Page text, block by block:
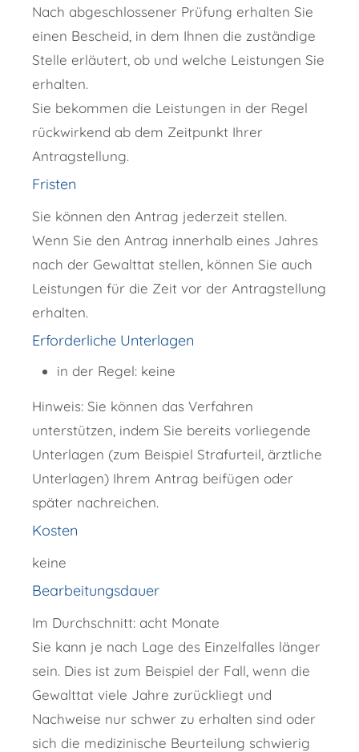
Nach abgeschlossener Prüfung erhalten Sie
einen Bescheid, in dem Ihnen die zuständige
Stelle erläutert, ob und welche Leistungen Sie
erhalten.
Sie bekommen die Leistungen in der Regel
rückwirkend ab dem Zeitpunkt Ihrer
Antragstellung.
Fristen
Sie können den Antrag jederzeit stellen.
Wenn Sie den Antrag innerhalb eines Jahres
nach der Gewalttat stellen, können Sie auch
Leistungen für die Zeit vor der Antragstellung
erhalten.
Erforderliche Unterlagen
in der Regel: keine
Hinweis: Sie können das Verfahren
unterstützen, indem Sie bereits vorliegende
Unterlagen (zum Beispiel Strafurteil, ärztliche
Unterlagen) Ihrem Antrag beifügen oder
später nachreichen.
Kosten
keine
Bearbeitungsdauer
Im Durchschnitt: acht Monate
Sie kann je nach Lage des Einzelfalles länger
sein. Dies ist zum Beispiel der Fall, wenn die
Gewalttat viele Jahre zurückliegt und
Nachweise nur schwer zu erhalten sind oder
sich die medizinische Beurteilung schwierig